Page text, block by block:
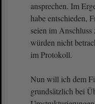
ansprechen. Im
habe entschieden,
seien im
würden nicht
im Protokoll.
Nun will ich dem
grundsätzlich bei